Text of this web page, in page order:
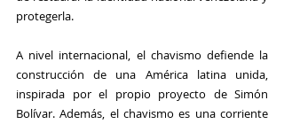
protegerla.
A nivel internacional, el chavismo defiende la
construcción de una América latina unida,
inspirada por el propio proyecto de Simón
Bolívar. Además, el chavismo es una corriente